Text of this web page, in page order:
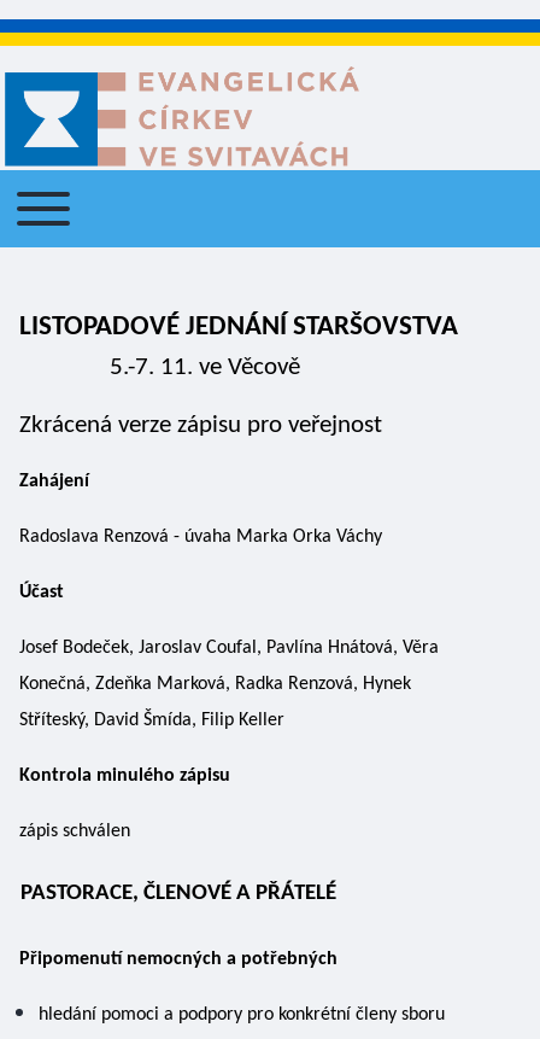
Main navigation
Toggle main menu
LISTOPADOVÉ JEDNÁNÍ STARŠOVSTVA
5.-7. 11. ve Věcově
Zkrácená verze zápisu pro veřejnost
Zahájení
Radoslava Renzová - úvaha Marka Orka Váchy
Účast
Josef Bodeček, Jaroslav Coufal, Pavlína Hnátová, Věra
Konečná, Zdeňka Marková, Radka Renzová, Hynek
Stříteský, David Šmída, Filip Keller
Kontrola minulého zápisu
zápis schválen
PASTORACE, ČLENOVÉ A PŘÁTELÉ
Připomenutí nemocných a potřebných
hledání pomoci a podpory pro konkrétní členy sboru